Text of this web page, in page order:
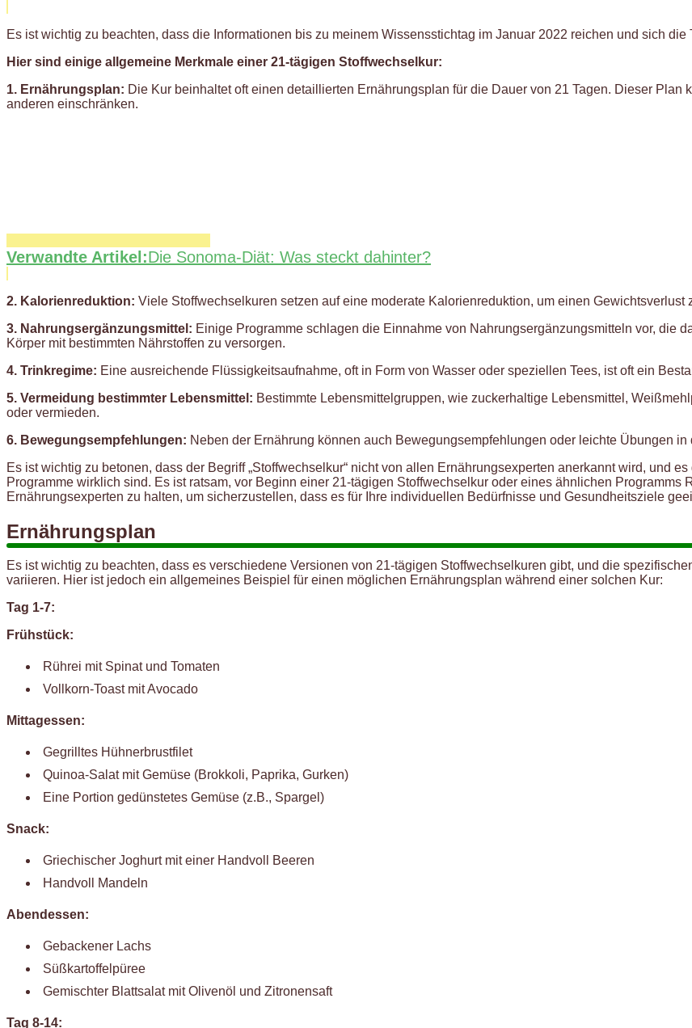
Es ist wichtig zu beachten, dass die Informationen bis zu meinem Wissensstichtag im Januar 2022 reichen und sich
Hier sind einige allgemeine Merkmale einer 21-tägigen Stoffwechselkur:
1. Ernährungsplan: Die Kur beinhaltet oft einen detaillierten Ernährungsplan für die Dauer von 21 Tagen. Dieser
anderen einschränken.
Verwandte Artikel:Die Sonoma-Diät: Was steckt dahinter?
2. Kalorienreduktion: Viele Stoffwechselkuren setzen auf eine moderate Kalorienreduktion, um einen Gewichtsverlust
3. Nahrungsergänzungsmittel: Einige Programme schlagen die Einnahme von Nahrungsergänzungsmitteln vor, die
Körper mit bestimmten Nährstoffen zu versorgen.
4. Trinkregime: Eine ausreichende Flüssigkeitsaufnahme, oft in Form von Wasser oder speziellen Tees, ist oft ein
5. Vermeidung bestimmter Lebensmittel: Bestimmte Lebensmittelgruppen, wie zuckerhaltige Lebensmittel,
oder vermieden.
6. Bewegungsempfehlungen: Neben der Ernährung können auch Bewegungsempfehlungen oder leichte Übungen in
Es ist wichtig zu betonen, dass der Begriff „Stoffwechselkur“ nicht von allen Ernährungsexperten anerkannt wird, und
Programme wirklich sind. Es ist ratsam, vor Beginn einer 21-tägigen Stoffwechselkur oder eines ähnlichen
Ernährungsexperten zu halten, um sicherzustellen, dass es für Ihre individuellen Bedürfnisse und Gesundheitsziele
Ernährungsplan
Es ist wichtig zu beachten, dass es verschiedene Versionen von 21-tägigen Stoffwechselkuren gibt, und die
variieren. Hier ist jedoch ein allgemeines Beispiel für einen möglichen Ernährungsplan während einer solchen Kur:
Tag 1-7:
Frühstück:
Rührei mit Spinat und Tomaten
Vollkorn-Toast mit Avocado
Mittagessen:
Gegrilltes Hühnerbrustfilet
Quinoa-Salat mit Gemüse (Brokkoli, Paprika, Gurken)
Eine Portion gedünstetes Gemüse (z.B., Spargel)
Snack:
Griechischer Joghurt mit einer Handvoll Beeren
Handvoll Mandeln
Abendessen:
Gebackener Lachs
Süßkartoffelpüree
Gemischter Blattsalat mit Olivenöl und Zitronensaft
Tag 8-14: